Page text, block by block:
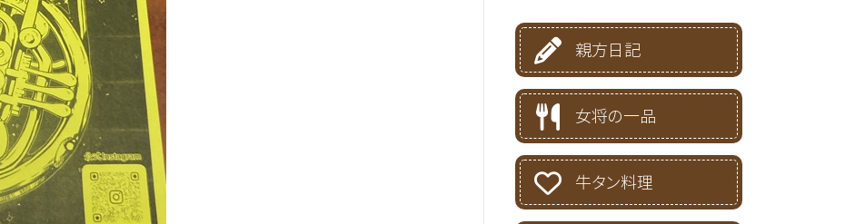
親方日記
女将の一品
牛タン料理